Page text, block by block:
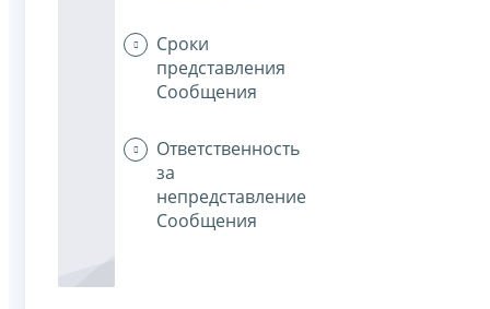
Сроки
представления
Сообщения
Ответственность
за
непредставление
Сообщения